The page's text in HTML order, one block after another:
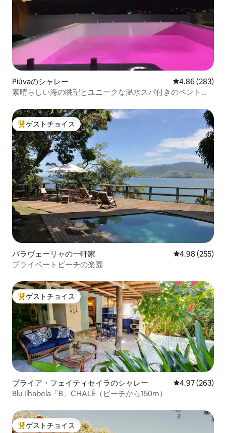
Piúvaのシャレー レビュー283
4.86 (283)
素晴らしい海の眺望とユニークな温水スパ付きのペントハ
大好評のゲストチョイスです。
ゲストチョイス
バラヴェーリャの一軒家 レビュー255
4.98 (255)
プライベートビーチの楽園
大好評のゲストチョイスです。
ゲストチョイス
プライア・フェイティセイラのシャレー レビュー263
4.97 (263)
Blu Ilhabela「B」CHALÉ（ビーチから150m）
大好評のゲストチョイスです。
ゲストチョイス